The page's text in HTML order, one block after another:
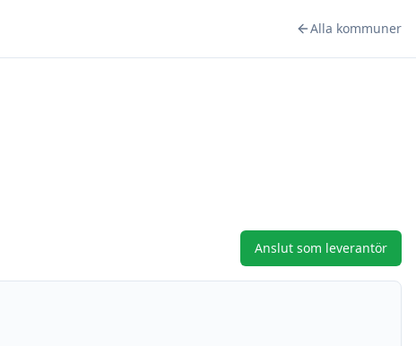
Alla kommuner
Anslut som leverantör